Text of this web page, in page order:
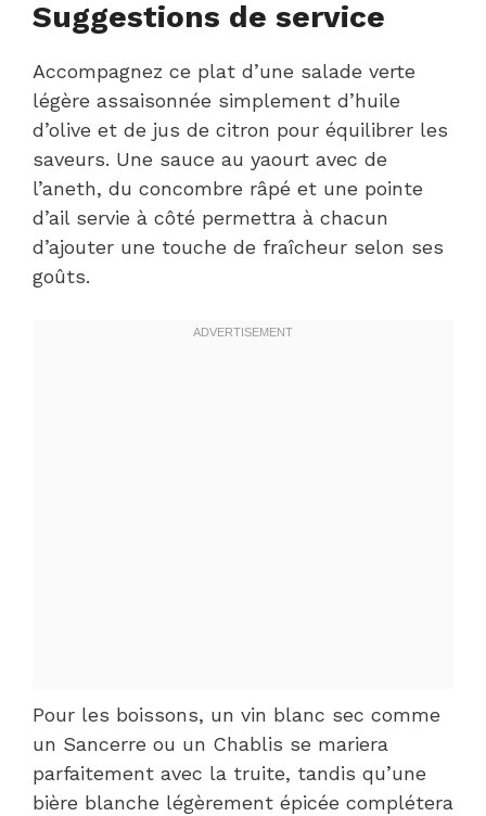
Suggestions de service
Accompagnez ce plat d’une salade verte
légère assaisonnée simplement d’huile
d’olive et de jus de citron pour équilibrer les
saveurs. Une sauce au yaourt avec de
l’aneth, du concombre râpé et une pointe
d’ail servie à côté permettra à chacun
d’ajouter une touche de fraîcheur selon ses
goûts.
Pour les boissons, un vin blanc sec comme
un Sancerre ou un Chablis se mariera
parfaitement avec la truite, tandis qu’une
bière blanche légèrement épicée complétera